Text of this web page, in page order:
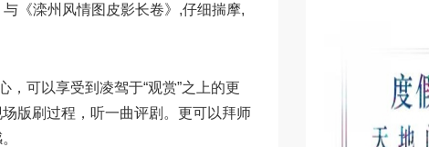
《滦州风情图皮影长卷》,仔细揣摩,
可以享受到凌驾于“观赏”之上的更
版刷过程，听一曲评剧。更可以拜师